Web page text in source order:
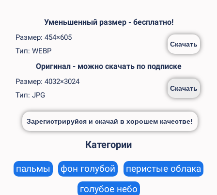
Уменьшенный размер - бесплатно!
Размер: 454×605
Тип: WEBP
Скачать
Оригинал - можно скачать по подписке
Размер: 4032×3024
Тип: JPG
Скачать
Зарегистрируйся и скачай в хорошем качестве!
Категории
пальмы фон голубой
перистые облака
голубое небо